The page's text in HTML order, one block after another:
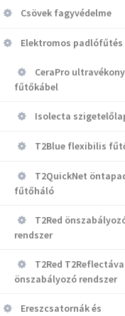
Csövek fagyvédelme
Elektromos padlófűtés
CeraPro ultravékony
fűtőkábel
Isolecta
T2Blue flexibilis
T2QuickNet
fűtőháló
T2Red
rendszer
T2Red
önszabályozó rendszer
Ereszcsatornák és